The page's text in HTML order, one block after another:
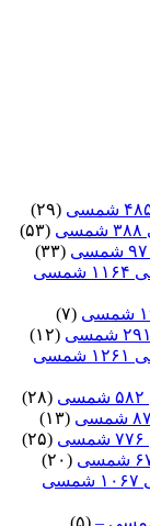
(۲۹)
(۵۳)
(۳۳)
(۷)
(۱۲)
(۲۸)
(۱۳)
(۲۵)
(۲۰)